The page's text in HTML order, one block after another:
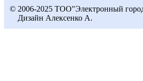
© 2006-2025 ТОО"Электронный
Дизайн Алексенко А.